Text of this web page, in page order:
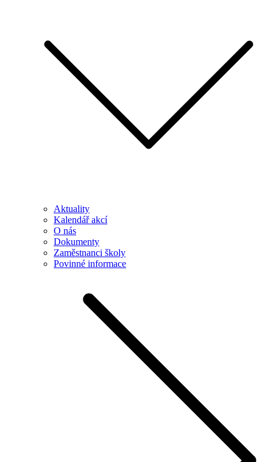
Aktuality
Kalendář akcí
O nás
Dokumenty
Zaměstnanci školy
Povinné informace